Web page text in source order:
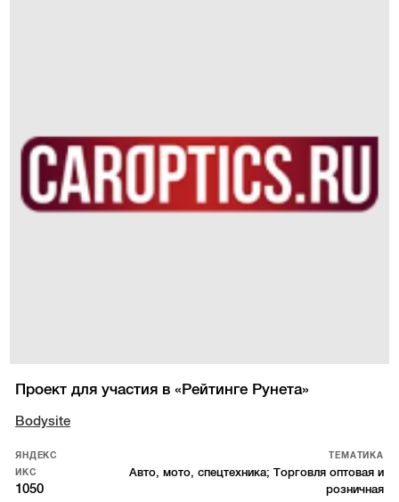
Проект для участия в «Рейтинге Рунета»
Bodysite
ЯНДЕКС
ИКС
1050
ТЕМАТИКА
Авто, мото, спецтехника; Торговля оптовая и
розничная